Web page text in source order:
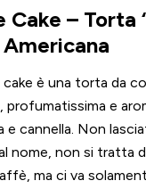
Cake – Torta
è una torta da
profumatissima e
e cannella. Non
nome, non si tratta
ma ci va